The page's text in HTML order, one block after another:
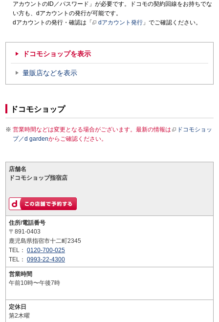
アカウントのID／パスワード」が必要です。ドコモの契約回線をお持ちでな
い方も、dアカウントの発行が可能です。
dアカウントの発行・確認は「
dアカウント発行 」でご確認ください。
ドコモショップを表示
量販店などを表示
ドコモショップ
営業時間などは変更となる場合がございます。最新の情報は
ドコモショッ
プ／d gardenからご確認ください。
店舗名
ドコモショップ指宿店
住所/電話番号
〒891-0403
鹿児島県指宿市十二町2345
TEL： 0120-700-025
TEL： 0993-22-4300
営業時間
午前10時〜午後7時
定休日
第2木曜